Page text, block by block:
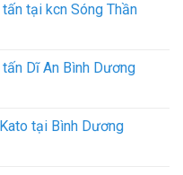
tại kcn Sóng Thần
Dĩ An Bình Dương
tại Bình Dương